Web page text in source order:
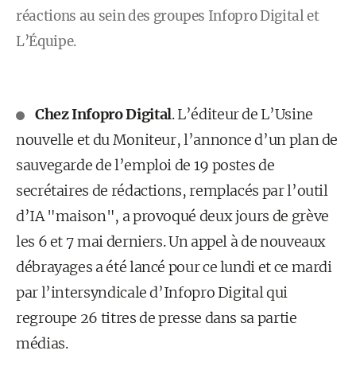
réactions au sein des groupes Infopro Digital et
L’Équipe.
Chez Infopro Digital. L’éditeur de L’Usine
nouvelle et du Moniteur, l’annonce d’un plan de
sauvegarde de l’emploi de 19 postes de
secrétaires de rédactions, remplacés par l’outil
d’IA "maison", a provoqué deux jours de grève
les 6 et 7 mai derniers. Un appel à de nouveaux
débrayages a été lancé pour ce lundi et ce mardi
par l’intersyndicale d’Infopro Digital qui
regroupe 26 titres de presse dans sa partie
médias.